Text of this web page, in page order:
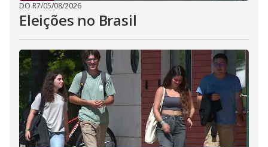
DO R7/05/08/2026
Eleições no Brasil